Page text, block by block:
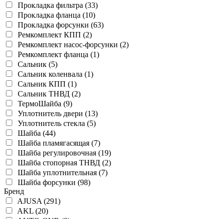
Прокладка фильтра (33)
Прокладка фланца (10)
Прокладка форсунки (63)
Ремкомплект КПП (2)
Ремкомплект насос-форсунки (2)
Ремкомплект фланца (1)
Сальник (5)
Сальник коленвала (1)
Сальник КПП (1)
Сальник ТНВД (2)
ТермоШайба (9)
Уплотнитель двери (13)
Уплотнитель стекла (5)
Шайба (44)
Шайба пламягасящая (7)
Шайба регулировочная (19)
Шайба стопорная ТНВД (2)
Шайба уплотнительная (7)
Шайба форсунки (98)
Бренд
AJUSA (291)
AKL (20)